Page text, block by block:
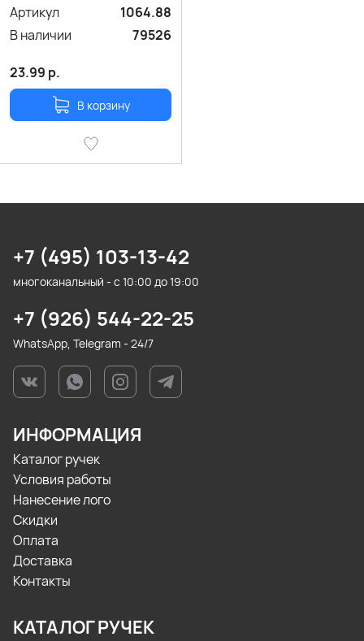
Артикул
1064.88
В наличии
79526
23.99 р.
В корзину
+7 (495) 103-13-42
многоканальный - с 10:00 до 19:00
+7 (926) 544-22-25
WhatsApp, Telegram - 24/7
ИНФОРМАЦИЯ
Каталог ручек
Условия работы
Нанесение лого
Скидки
Оплата
Доставка
Контакты
КАТАЛОГ РУЧЕК